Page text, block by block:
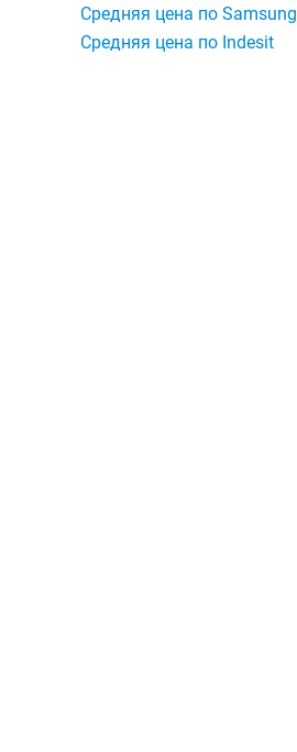
Средняя цена по Samsung
Средняя цена по Indesit